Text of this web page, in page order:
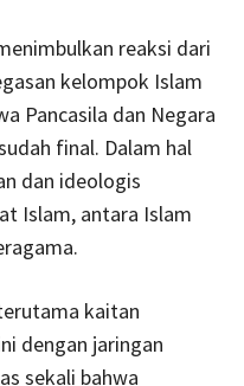
reaksi dari
kelompok Islam
Pancasila dan Negara
final. Dalam hal
dan ideologis
Islam, antara Islam
kaitan
dengan jaringan
sekali bahwa